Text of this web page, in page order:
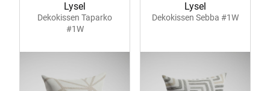
Lysel
Dekokissen Taparko
#1W
Lysel
Dekokissen Sebba #1W